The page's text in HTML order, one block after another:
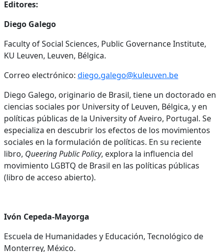
Editores:
Diego Galego
Faculty of Social Sciences, Public Governance Institute,
KU Leuven, Leuven, Bélgica.
Correo electrónico: diego.galego@kuleuven.be
Diego Galego, originario de Brasil, tiene un doctorado en
ciencias sociales por University of Leuven, Bélgica, y en
políticas públicas de la University of Aveiro, Portugal. Se
especializa en descubrir los efectos de los movimientos
sociales en la formulación de políticas. En su reciente
libro, Queering Public Policy, explora la influencia del
movimiento LGBTQ de Brasil en las políticas públicas
(libro de acceso abierto).
Ivón Cepeda-Mayorga
Escuela de Humanidades y Educación, Tecnológico de
Monterrey, México.